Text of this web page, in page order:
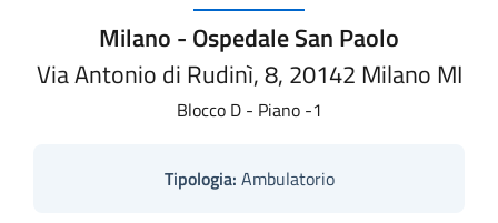
Milano - Ospedale San Paolo
Via Antonio di Rudinì, 8, 20142 Milano MI
Blocco D - Piano -1
Tipologia: Ambulatorio